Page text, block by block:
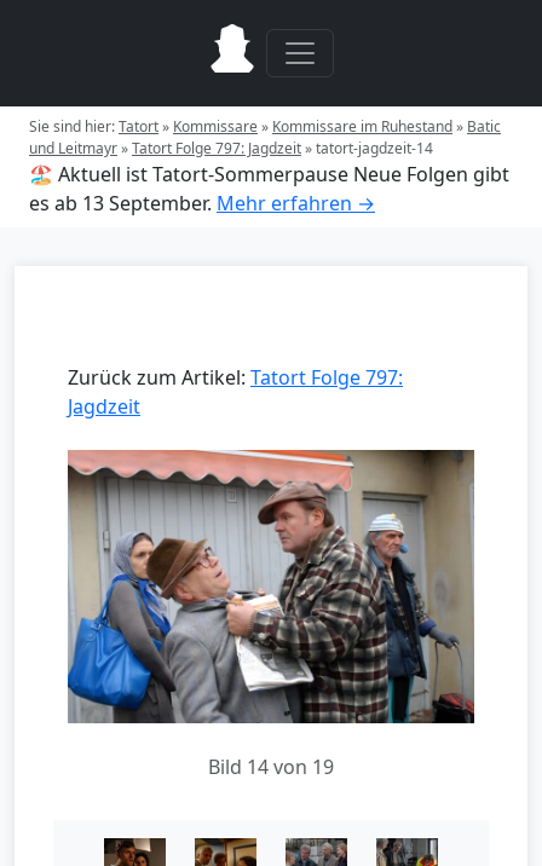
Sie sind hier:Tatort» Kommissare» Kommissare im Ruhestand» Batic
und Leitmayr»Tatort Folge 797: Jagdzeit»tatort-jagdzeit-14
🏖️ Aktuell ist Tatort-Sommerpause Neue Folgen gibt
es ab 13 September. Mehr erfahren →
Zurück zum Artikel: Tatort Folge 797:
Jagdzeit
Bild 14 von 19